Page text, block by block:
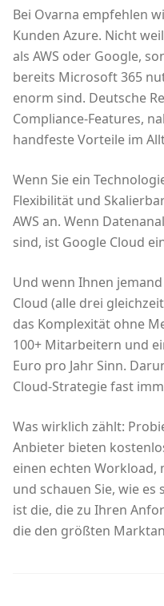
Bei Ovarna empfehlen
Kunden Azure. Nicht
als AWS oder Google,
bereits Microsoft 365
enorm sind. Deutsche
Compliance-Features,
handfeste Vorteile im
Wenn Sie ein
Flexibilität und
AWS an. Wenn
sind, ist Google Cloud
Und wenn Ihnen
Cloud (alle drei
das Komplexität ohne
100+ Mitarbeitern und
Euro pro Jahr Sinn.
Cloud-Strategie fast
Was wirklich zählt:
Anbieter bieten
einen echten Workload,
und schauen Sie, wie
ist die, die zu Ihren
die den größten